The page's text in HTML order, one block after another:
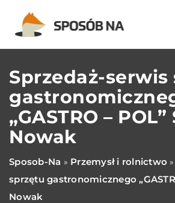
Sprzedaż-serwis
„GASTRO –
Nowak
Sposob-Na » Przemysł i rolnictwo »
sprzętu gastronomicznego
Nowak